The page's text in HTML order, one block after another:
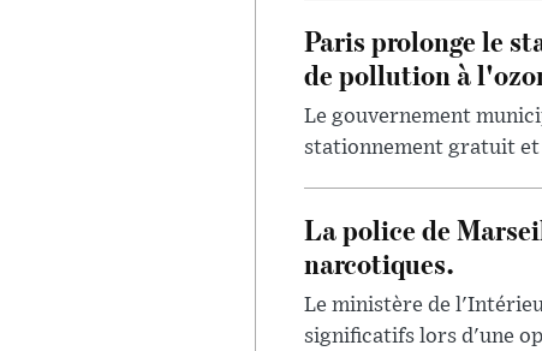
Paris prolonge le
de pollution à
Le gouvernement
stationnement gratuit et
La police de
narcotiques.
Le ministère de
significatifs lors d'une